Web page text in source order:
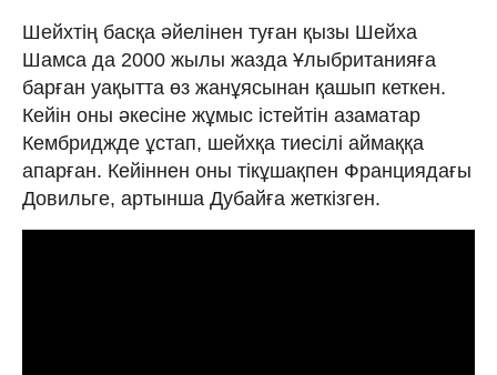
Шейхтің басқа әйелінен туған қызы Шейха
Шамса да 2000 жылы жазда Ұлыбританияға
барған уақытта өз жанұясынан қашып кеткен.
Кейін оны әкесіне жұмыс істейтін азаматар
Кембриджде ұстап, шейхқа тиесілі аймаққа
апарған. Кейіннен оны тікұшақпен Франциядағы
Довильге, артынша Дубайға жеткізген.